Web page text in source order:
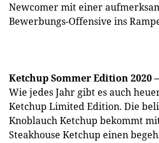
Newcomer mit einer
Bewerbungs-Offensive ins
Ketchup Sommer Edition 2020
Wie jedes Jahr gibt es auch
Ketchup Limited Edition. Die
Knoblauch Ketchup bekommt
Steakhouse Ketchup einen